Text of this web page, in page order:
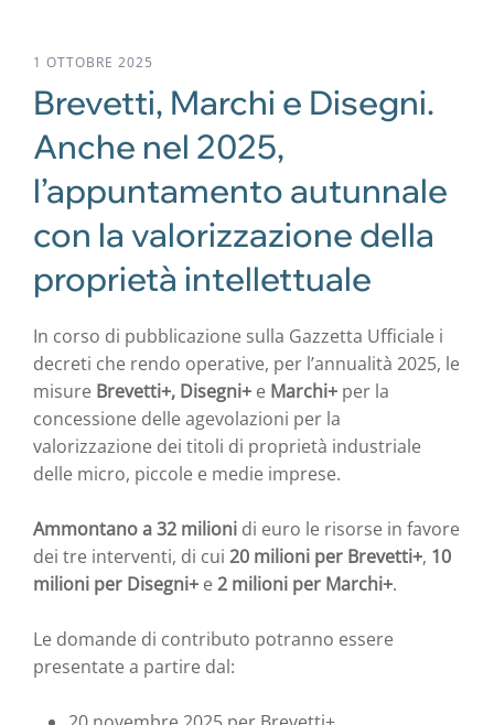
1 OTTOBRE 2025
Brevetti, Marchi e Disegni.
Anche nel 2025,
l’appuntamento autunnale
con la valorizzazione della
proprietà intellettuale
In corso di pubblicazione sulla Gazzetta Ufficiale i
decreti che rendo operative, per l’annualità 2025, le
misure Brevetti+, Disegni+ e Marchi+ per la
concessione delle agevolazioni per la
valorizzazione dei titoli di proprietà industriale
delle micro, piccole e medie imprese.
Ammontano a 32 milioni di euro le risorse in favore
dei tre interventi, di cui 20 milioni per Brevetti+, 10
milioni per Disegni+ e2 milioni per Marchi+.
Le domande di contributo potranno essere
presentate a partire dal: